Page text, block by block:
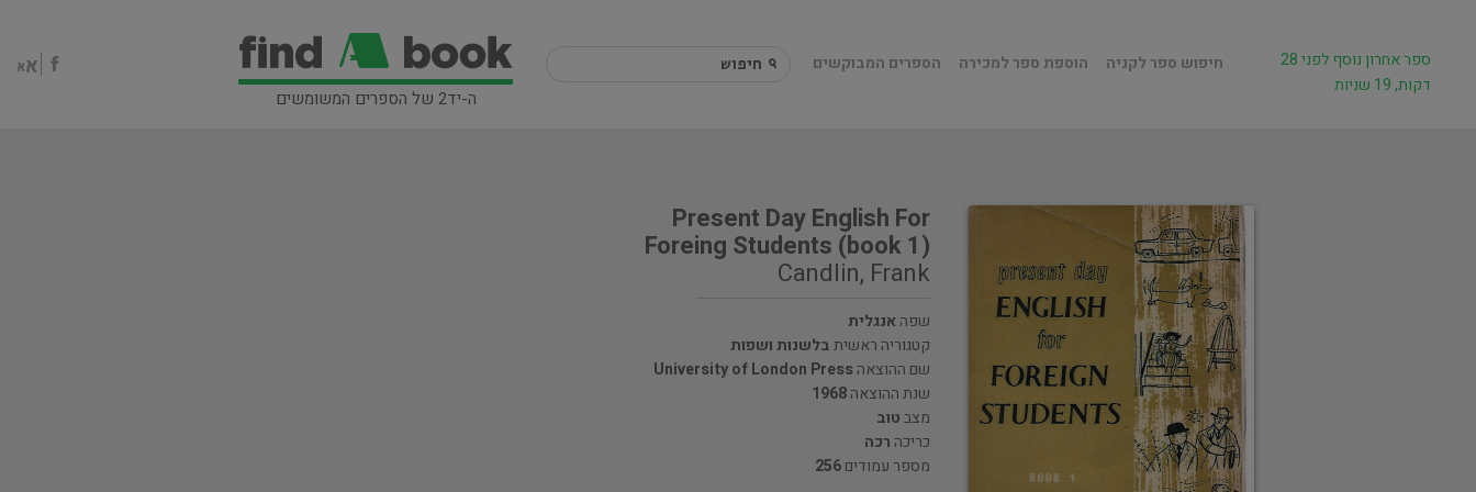
ה-יד2 של הספרים המשומשים
חיפוש ספר לקניה הוספת ספר למכירה הספרים המבוקשים
ספר אחרון נוסף לפני 28
דקות, 19 שניות
Present Day English For
Foreing Students (book 1)
Candlin, Frank
שפהאנגלית
קטגוריה ראשיתבלשנות ושפות
שם ההוצאהUniversity of London Press
שנת ההוצאה1968
מצבטוב
כריכה רכה
מספר עמודים256